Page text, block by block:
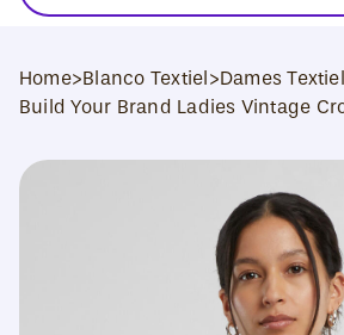
Transferpersen
naar:
Home>Blanco Textiel>Dames Textiel
Build Your Brand Ladies Vintage